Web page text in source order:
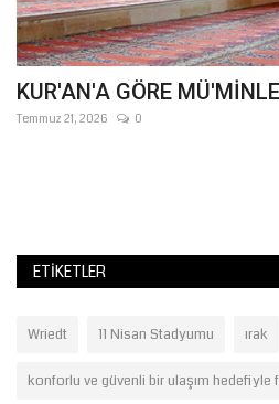
KUR'AN'A GÖRE
Temmuz 21, 2026 0
ETIKETLER
Wriedt 11 Nisan Stadyumu ırak
konforlu ve güvenli bir ulaşım hedefiyle